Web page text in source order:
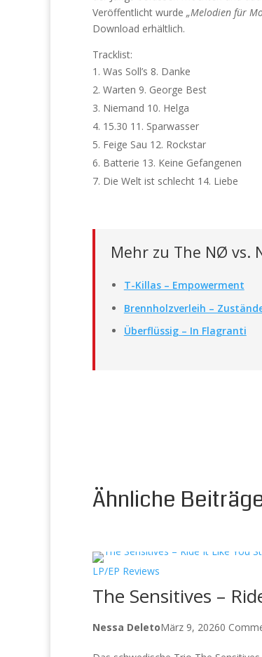
Veröffentlicht wurde „Melodien für
Download erhältlich.
Tracklist:
Was Soll’s 8. Danke
Warten 9. George Best
Niemand 10. Helga
15.30 11. Sparwasser
Feige Sau 12. Rockstar
Batterie 13. Keine Gefangenen
Die Welt ist schlecht 14. Liebe
Mehr zu The NØ vs.
T-Killas – Empowerment
Brennholzverleih –
Überflüssig – In Flagranti
Ähnliche
LP/EP Reviews
The Sensitives –
Nessa DeletoMärz 9, 20260